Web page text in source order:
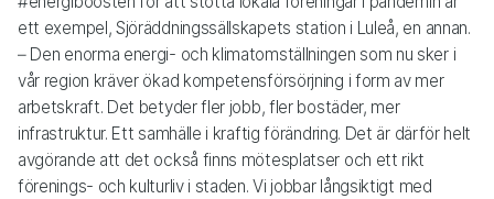
ett exempel, Sjöräddningssällskapets station i Luleå, en annan.
– Den enorma energi- och klimatomställningen som nu sker i
vår region kräver ökad kompetensförsörjning i form av mer
arbetskraft. Det betyder fler jobb, fler bostäder, mer
infrastruktur. Ett samhälle i kraftig förändring. Det är därför helt
avgörande att det också finns mötesplatser och ett rikt
förenings- och kulturliv i staden. Vi jobbar långsiktigt med